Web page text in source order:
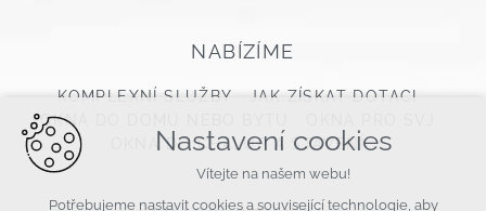
NABÍZÍME
KOMPLEXNÍ SLUŽBY
JAK ZÍSKAT DOTACI
OKNA DO DOMU NEBO BYTU
OKNA DO CHALUP A STAVENÍ
Nastavení cookies
Vítejte na našem webu!
Potřebujeme nastavit cookies a související technologie, aby